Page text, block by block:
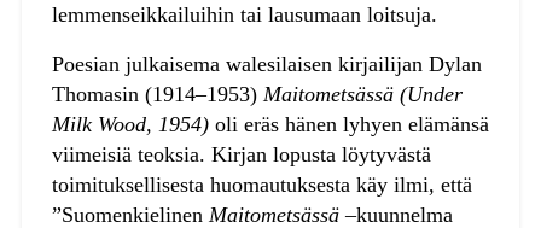
lemmenseikkailuihin tai lausumaan loitsuja.
Poesian julkaisema walesilaisen kirjailijan Dylan
Thomasin (1914–1953) Maitometsässä (Under
Milk Wood, 1954)oli eräs hänen lyhyen elämänsä
viimeisiä teoksia. Kirjan lopusta löytyvästä
toimituksellisesta huomautuksesta käy ilmi, että
”Suomenkielinen Maitometsässä –kuunnelma